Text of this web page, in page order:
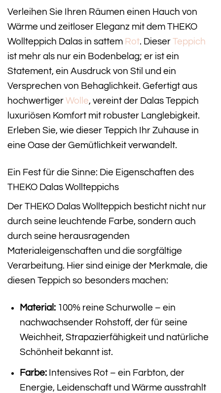
Verleihen Sie Ihren Räumen einen Hauch von
Wärme und zeitloser Eleganz mit dem THEKO
Wollteppich Dalas in sattem Rot. Dieser Teppich
ist mehr als nur ein Bodenbelag; er ist ein
Statement, ein Ausdruck von Stil und ein
Versprechen von Behaglichkeit. Gefertigt aus
hochwertiger Wolle, vereint der Dalas Teppich
luxuriösen Komfort mit robuster Langlebigkeit.
Erleben Sie, wie dieser Teppich Ihr Zuhause in
eine Oase der Gemütlichkeit verwandelt.
Ein Fest für die Sinne: Die Eigenschaften des
THEKO Dalas Wollteppichs
Der THEKO Dalas Wollteppich besticht nicht nur
durch seine leuchtende Farbe, sondern auch
durch seine herausragenden
Materialeigenschaften und die sorgfältige
Verarbeitung. Hier sind einige der Merkmale, die
diesen Teppich so besonders machen:
Material:100% reine Schurwolle – ein
nachwachsender Rohstoff, der für seine
Weichheit, Strapazierfähigkeit und natürliche
Schönheit bekannt ist.
Farbe:Intensives Rot – ein Farbton, der
Energie, Leidenschaft und Wärme ausstrahlt